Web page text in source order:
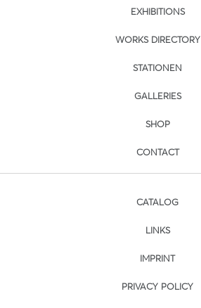
EXHIBITIONS
WORKS DIRECTORY
STATIONEN
GALLERIES
SHOP
CONTACT
CATALOG
LINKS
IMPRINT
PRIVACY POLICY